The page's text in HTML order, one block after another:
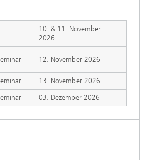
10. & 11. November
2026
12. November 2026
13. November 2026
03. Dezember 2026